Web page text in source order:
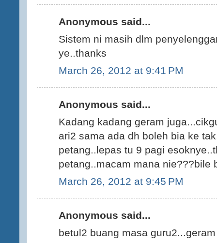
Anonymous said...
Sistem ni masih dlm
ye..thanks
March 26, 2012 at 9:41 PM
Anonymous said...
Kadang kadang geram
ari2 sama ada dh boleh bia ke
petang..lepas tu 9 pagi
petang..macam mana nie???bile
March 26, 2012 at 9:45 PM
Anonymous said...
betul2 buang masa